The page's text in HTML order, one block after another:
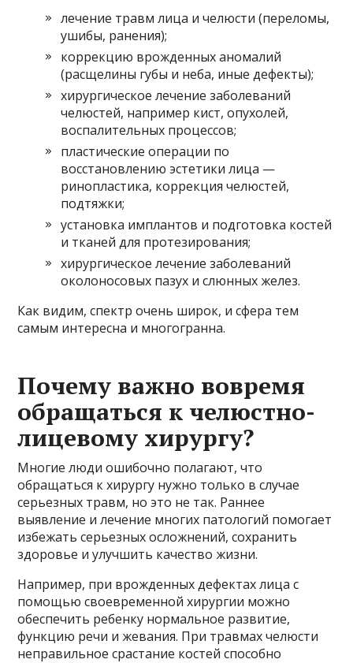
лечение травм лица и челюсти (переломы,
ушибы, ранения);
коррекцию врожденных аномалий
(расщелины губы и неба, иные дефекты);
хирургическое лечение заболеваний
челюстей, например кист, опухолей,
воспалительных процессов;
пластические операции по
восстановлению эстетики лица —
ринопластика, коррекция челюстей,
подтяжки;
установка имплантов и подготовка костей
и тканей для протезирования;
хирургическое лечение заболеваний
околоносовых пазух и слюнных желез.
Как видим, спектр очень широк, и сфера тем
самым интересна и многогранна.
Почему важно вовремя
обращаться к челюстно-
лицевому хирургу?
Многие люди ошибочно полагают, что
обращаться к хирургу нужно только в случае
серьезных травм, но это не так. Раннее
выявление и лечение многих патологий помогает
избежать серьезных осложнений, сохранить
здоровье и улучшить качество жизни.
Например, при врожденных дефектах лица с
помощью своевременной хирургии можно
обеспечить ребенку нормальное развитие,
функцию речи и жевания. При травмах челюсти
неправильное срастание костей способно